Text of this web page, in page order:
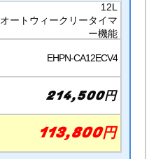
12L
オートウィークリータイマ
ー機能
EHPN-CA12ECV4
214,500円
113,800円